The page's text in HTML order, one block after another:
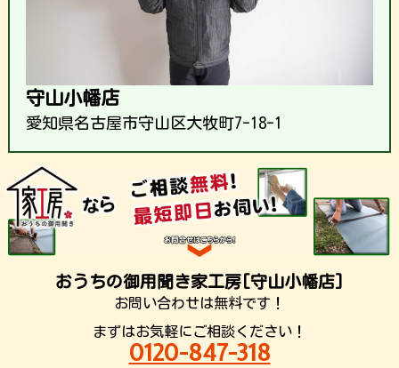
守山小幡店
愛知県名古屋市守山区大牧町7-18-1
おうちの御用聞き家工房[守山小幡店]
お問い合わせは無料です！
まずはお気軽にご相談ください！
0120-847-318